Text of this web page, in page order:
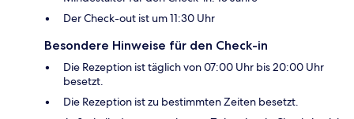
Der Check-out ist um 11:30 Uhr
Besondere Hinweise für den Check-in
Die Rezeption ist täglich von 07:00 Uhr bis 20:00 Uhr
besetzt.
Die Rezeption ist zu bestimmten Zeiten besetzt.